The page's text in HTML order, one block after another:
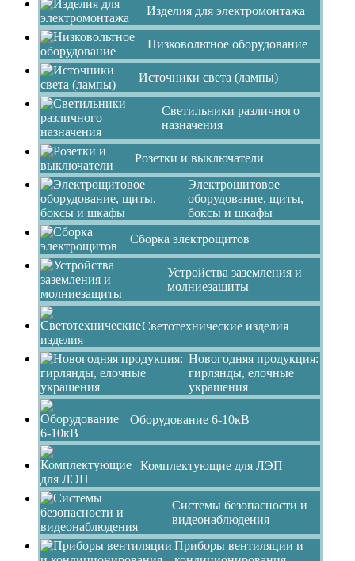
Изделия для электромонтажа
Низковольтное оборудование
Источники света (лампы)
Светильники различного
назначения
Розетки и выключатели
Электрощитовое
оборудование, щиты,
боксы и шкафы
Сборка электрощитов
Устройства заземления и
молниезащиты
Светотехнические изделия
Новогодняя продукция:
гирлянды, елочные
украшения
Оборудование 6-10кВ
Комплектующие для ЛЭП
Системы безопасности и
видеонаблюдения
Приборы вентиляции и